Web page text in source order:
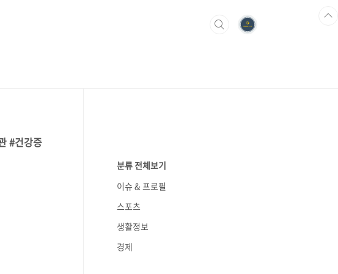
#건강증
분류 전체보기
이슈 & 프로필
스포츠
생활정보
경제